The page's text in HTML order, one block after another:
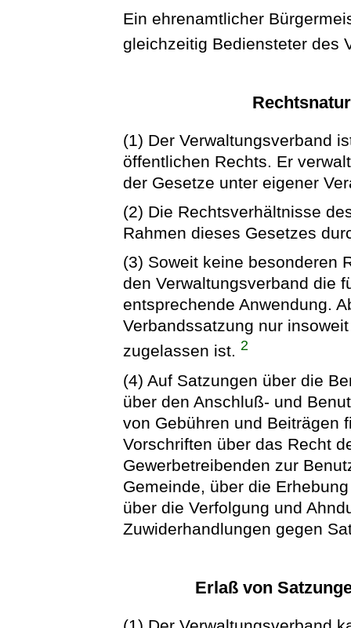
Ein ehrenamtlicher
gleichzeitig Bediensteter des
(1) Der Verwaltungsverband
öffentlichen Rechts. Er
der Gesetze unter eigener
(2) Die Rechtsverhältnisse
Rahmen dieses Gesetzes
(3) Soweit keine besonderen
den Verwaltungsverband die
entsprechende Anwendung.
Verbandssatzung nur
zugelassen ist.2
(4) Auf Satzungen über die
über den Anschluß- und
von Gebühren und Beiträgen
Vorschriften über das Recht
Gewerbetreibenden zur
Gemeinde, über die
über die Verfolgung und
Zuwiderhandlungen gegen
Erlaß von